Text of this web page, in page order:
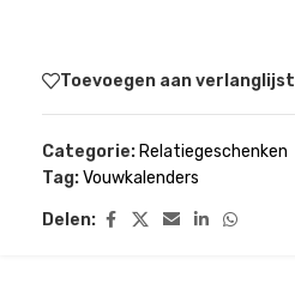
Toevoegen aan verlanglijst
Categorie: Relatiegeschenken
Tag:Vouwkalenders
Delen: